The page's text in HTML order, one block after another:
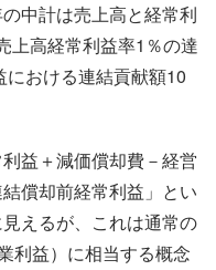
中計は売上高と経常利
上高経常利益率1％の達
おける連結貢献額10
益＋減価償却費－経営
償却前経常利益」とい
えるが、これは通常の
利益）に相当する概念